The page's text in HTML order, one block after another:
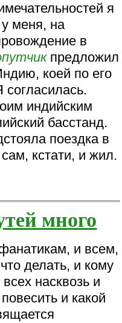
я
меня, на
в
предложил
коей по его
индийским
басстанд.
поездка в
кстати, и жил.
много
и всем,
делать, и кому
насквозь и
и какой